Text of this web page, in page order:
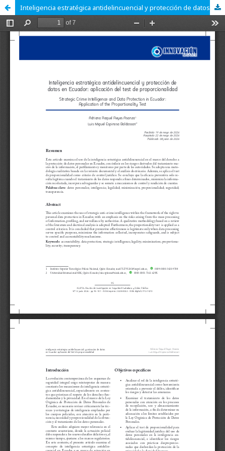
Inteligencia estratégica antidelincuencial y protección de datos en Ecuador: aplicación del test de proporcionalidad